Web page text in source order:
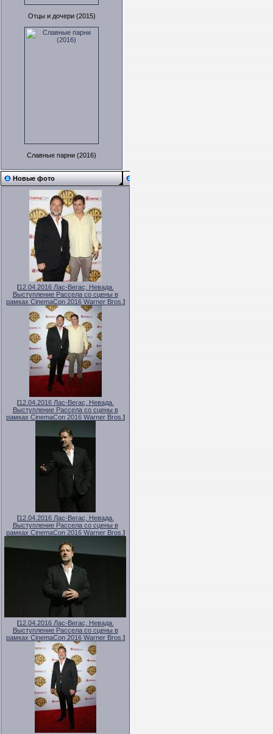
Отцы и дочери (2015)
Славные парни (2016)
Новые фото
[12.04.2016 Лас-Вегас, Невада.
Выступление Рассела со сцены в
рамках CinemaCon 2016 Warner Bros. ]
[12.04.2016 Лас-Вегас, Невада.
Выступление Рассела со сцены в
рамках CinemaCon 2016 Warner Bros. ]
[12.04.2016 Лас-Вегас, Невада.
Выступление Рассела со сцены в
рамках CinemaCon 2016 Warner Bros. ]
[12.04.2016 Лас-Вегас, Невада.
Выступление Рассела со сцены в
рамках CinemaCon 2016 Warner Bros. ]